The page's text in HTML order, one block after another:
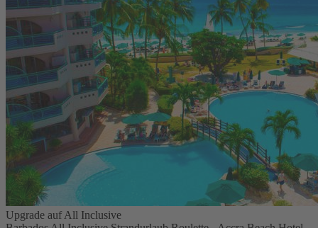
Upgrade auf All Inclusive